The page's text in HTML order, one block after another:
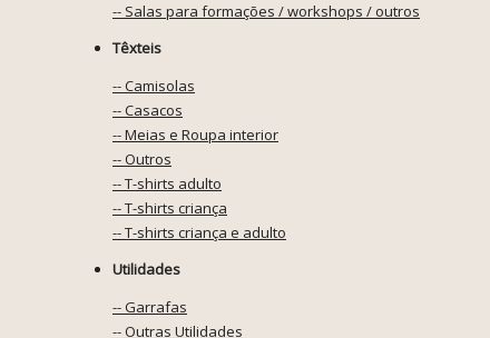
-- Salas para formações / workshops / outros
Têxteis
-- Camisolas
-- Casacos
-- Meias e Roupa interior
-- Outros
-- T-shirts adulto
-- T-shirts criança
-- T-shirts criança e adulto
Utilidades
-- Garrafas
-- Outras Utilidades